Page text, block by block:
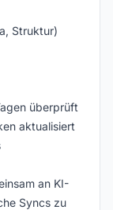
Struktur)
überprüft
aktualisiert
an KI-
Syncs zu